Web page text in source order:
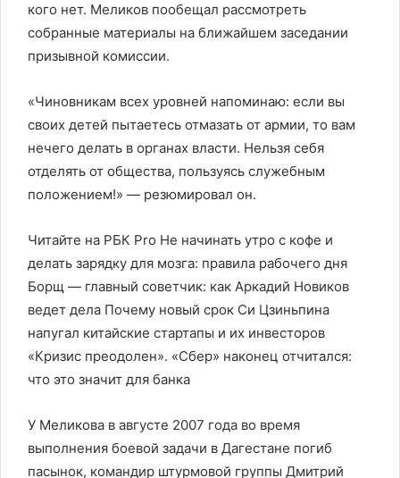
кого нет. Меликов пообещал рассмотреть
собранные материалы на ближайшем заседании
призывной комиссии.
«Чиновникам всех уровней напоминаю: если вы
своих детей пытаетесь отмазать от армии, то вам
нечего делать в органах власти. Нельзя себя
отделять от общества, пользуясь служебным
положением!» — резюмировал он.
Читайте на РБК Pro Не начинать утро с кофе и
делать зарядку для мозга: правила рабочего дня
Борщ — главный советчик: как Аркадий Новиков
ведет дела Почему новый срок Си Цзиньпина
напугал китайские стартапы и их инвесторов
«Кризис преодолен». «Сбер» наконец отчитался:
что это значит для банка
У Меликова в августе 2007 года во время
выполнения боевой задачи в Дагестане погиб
пасынок, командир штурмовой группы Дмитрий